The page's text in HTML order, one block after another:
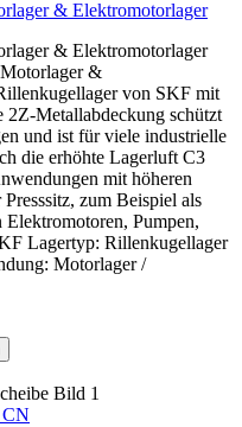
& Elektromotorlager
& Elektromotorlager
&
von SKF mit
Metallabdeckung schützt
und ist für viele industrielle
die erhöhte Lagerluft C3
mit höheren
zum Beispiel als
Pumpen,
Lagertyp: Rillenkugellager
Motorlager /